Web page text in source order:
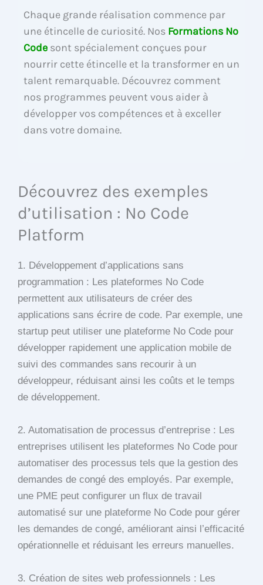
Chaque grande réalisation commence par
une étincelle de curiosité. Nos Formations No
Code sont spécialement conçues pour
nourrir cette étincelle et la transformer en un
talent remarquable. Découvrez comment
nos programmes peuvent vous aider à
développer vos compétences et à exceller
dans votre domaine.
Découvrez des exemples
d’utilisation : No Code
Platform
1. Développement d’applications sans
programmation : Les plateformes No Code
permettent aux utilisateurs de créer des
applications sans écrire de code. Par exemple, une
startup peut utiliser une plateforme No Code pour
développer rapidement une application mobile de
suivi des commandes sans recourir à un
développeur, réduisant ainsi les coûts et le temps
de développement.
2. Automatisation de processus d’entreprise : Les
entreprises utilisent les plateformes No Code pour
automatiser des processus tels que la gestion des
demandes de congé des employés. Par exemple,
une PME peut configurer un flux de travail
automatisé sur une plateforme No Code pour gérer
les demandes de congé, améliorant ainsi l’efficacité
opérationnelle et réduisant les erreurs manuelles.
3. Création de sites web professionnels : Les